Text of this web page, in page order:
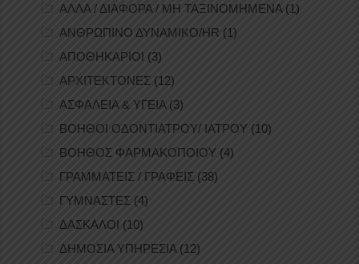
ΑΛΛΑ / ΔΙΑΦΟΡΑ / ΜΗ ΤΑΞΙΝΟΜΗΜΕΝΑ(1)
ΑΝΘΡΩΠΙΝΟ ΔΥΝΑΜΙΚΟ/HR (1)
ΑΠΟΘΗΚΑΡΙΟΙ (3)
ΑΡΧΙΤΕΚΤΟΝΕΣ (12)
ΑΣΦΑΛΕΙΑ & ΥΓΕΙΑ(3)
ΒΟΗΘΟΙ ΟΔΟΝΤΙΑΤΡΟΥ/ ΙΑΤΡΟΥ (10)
ΒΟΗΘΟΣ ΦΑΡΜΑΚΟΠΟΙΟΥ (4)
ΓΡΑΜΜΑΤΕΙΣ / ΓΡΑΦΕΙΣ (38)
ΓΥΜΝΑΣΤΕΣ (4)
ΔΑΣΚΑΛΟΙ (10)
ΔΗΜΟΣΙΑ ΥΠΗΡΕΣΙΑ(12)